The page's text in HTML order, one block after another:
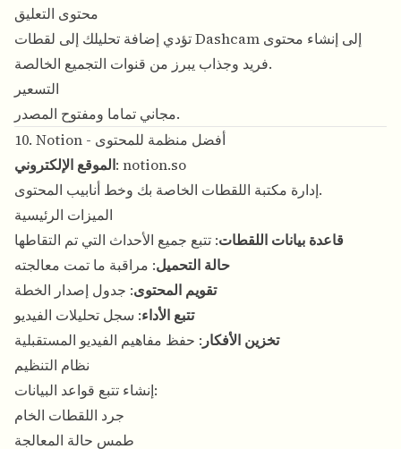
محتوى التعليق
تؤدي إضافة تحليلك إلى لقطات Dashcam إلى إنشاء محتوى
فريد وجذاب يبرز من قنوات التجميع الخالصة.
التسعير
مجاني تماما ومفتوح المصدر.
10. Notion - أفضل منظمة للمحتوى
الموقع الإلكتروني: notion.so
إدارة مكتبة اللقطات الخاصة بك وخط أنابيب المحتوى.
الميزات الرئيسية
قاعدة بيانات اللقطات: تتبع جميع الأحداث التي تم التقاطها
حالة التحميل: مراقبة ما تمت معالجته
تقويم المحتوى: جدول إصدار الخطة
تتبع الأداء: سجل تحليلات الفيديو
تخزين الأفكار : حفظ مفاهيم الفيديو المستقبلية
نظام التنظيم
إنشاء تتبع قواعد البيانات:
جرد اللقطات الخام
طمس حالة المعالجة